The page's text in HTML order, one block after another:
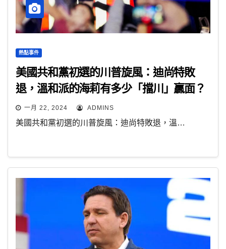
熱點事件
美國共和黨初選的川普旋風：迪尚特敗
退，溫和派的海莉有多少「擋川」贏面？
一月 22, 2024 ADMINS
美國共和黨初選的川普旋風：迪尚特敗退，溫…